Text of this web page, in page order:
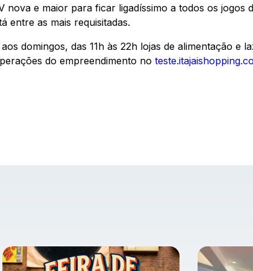
e maior para ficar ligadíssimo a todos os jogos
entre as mais requisitadas.
domingos, das 11h às 22h lojas de alimentação e
do empreendimento no